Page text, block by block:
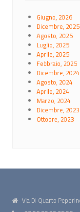
Giugno, 2026
Dicembre, 2025
Agosto, 2025
Luglio, 2025
Aprile, 2025
Febbraio, 2025
Dicembre, 2024
Agosto, 2024
Aprile, 2024
Marzo, 2024
Dicembre, 2023
Ottobre, 2023
Via Di Quarto